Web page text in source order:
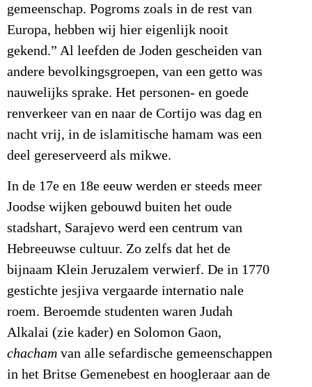
gemeenschap. Pogroms zoals in de rest van
Europa, hebben wij hier eigenlijk nooit
gekend.” Al leefden de Joden gescheiden van
andere bevolkingsgroepen, van een getto was
nauwelijks sprake. Het personen- en goede
renverkeer van en naar de Cortijo was dag en
nacht vrij, in de islamitische hamam was een
deel gereserveerd als mikwe.
In de 17e en 18e eeuw werden er steeds meer
Joodse wijken gebouwd buiten het oude
stadshart, Sarajevo werd een centrum van
Hebreeuwse cultuur. Zo zelfs dat het de
bijnaam Klein Jeruzalem verwierf. De in 1770
gestichte jesjiva vergaarde internatio nale
roem. Beroemde studenten waren Judah
Alkalai (zie kader) en Solomon Gaon,
chacham van alle sefardische gemeenschappen
in het Britse Gemenebest en hoogleraar aan de